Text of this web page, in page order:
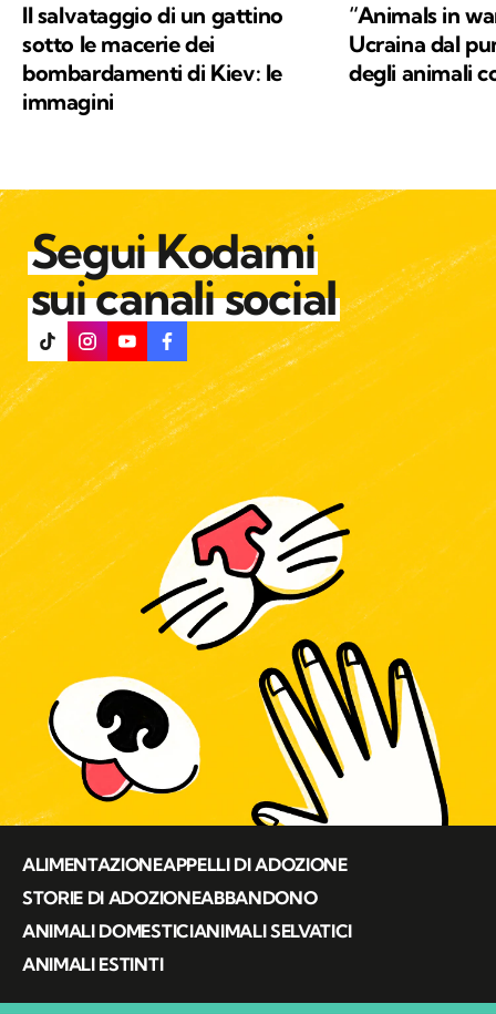
Il salvataggio di un gattino
sotto le macerie dei
bombardamenti di Kiev: le
immagini
“Animals in
Ucraina dal
degli animali
Segui Kodami
sui canali social
ALIMENTAZIONEAPPELLI DI ADOZIONE
STORIE DI ADOZIONEABBANDONO
ANIMALI DOMESTICIANIMALI SELVATICI
ANIMALI ESTINTI